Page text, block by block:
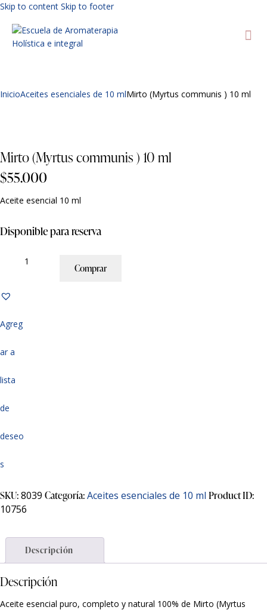
Skip to content Skip to footer
InicioAceites esenciales de 10 mlMirto (Myrtus communis ) 10 ml
Mirto (Myrtus communis ) 10 ml
$55.000
Aceite esencial 10 ml
Disponible para reserva
Comprar
Agreg
ar a
lista
de
deseo
s
SKU:8039 Categoría:Aceites esenciales de 10 ml Product ID:
10756
Descripción
Descripción
Aceite esencial puro, completo y natural 100% de Mirto (Myrtus